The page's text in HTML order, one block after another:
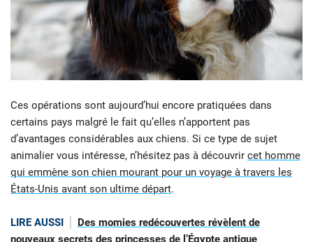
Ces opérations sont aujourd’hui encore pratiquées dans
certains pays malgré le fait qu’elles n’apportent pas
d’avantages considérables aux chiens. Si ce type de sujet
animalier vous intéresse, n’hésitez pas à découvrir cet homme
qui emmène son chien mourant pour un voyage à travers les
États-Unis avant son ultime départ.
LIRE AUSSI
Des momies redécouvertes révèlent de